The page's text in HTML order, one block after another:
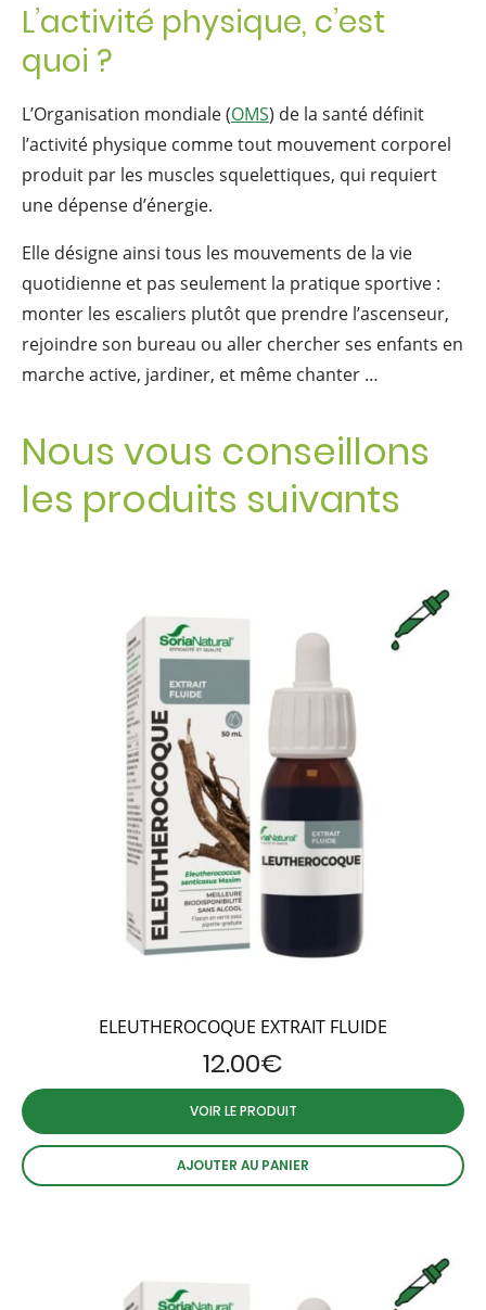
L’activité physique, c’est
quoi ?
L’Organisation mondiale (OMS) de la santé définit
l’activité physique comme tout mouvement corporel
produit par les muscles squelettiques, qui requiert
une dépense d’énergie.
Elle désigne ainsi tous les mouvements de la vie
quotidienne et pas seulement la pratique sportive :
monter les escaliers plutôt que prendre l’ascenseur,
rejoindre son bureau ou aller chercher ses enfants en
marche active, jardiner, et même chanter …
Nous vous conseillons
les produits suivants
ELEUTHEROCOQUE EXTRAIT FLUIDE
12.00€
VOIR LE PRODUIT
AJOUTER AU PANIER